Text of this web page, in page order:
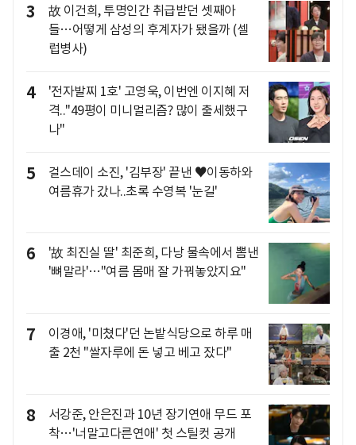
3
故 이건희, 투명인간 취급받던 셋째아
들…어떻게 삼성의 후계자가 됐을까 (셀
럽병사)
4
'전자발찌 1호' 고영욱, 이번엔 이지혜 저
격.."49평이 미니멀리즘? 많이 출세했구
나"
5
걸스데이 소진, '김부장' 끝낸 ♥이동하와
여름휴가 갔나..초록 수영복 '눈길'
6
'故 최진실 딸' 최준희, 다낭 물속에서 뽐낸
'뼈말라'…"여름 몸매 잘 가꿔놓았지요"
7
이경애, '미쳤다'던 논밭식당으로 하루 매
출 2천 "쌀자루에 돈 넣고 베고 잤다"
8
서강준, 안은진과 10년 장기연애 무드 포
착…'너말고다른연애' 첫 스틸컷 공개